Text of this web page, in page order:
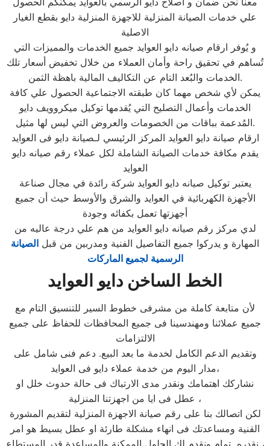
علي خدمات الصيانة المنزلية للاجهزة المنزلية دايو بقطع الغيار
الاصلية
و يُوفر ارقام صيانه دايو العوايد جميع الخدمات والمميزات التي
تُساهم في تحقيق راحة وأمان العملاء من خلال تخفيض أسعار تلك
الخدمات والبُعد التام عن التكاليف المالية باهظة الثمن.
يمكن لأي شخص مهما كان طبقته الاجتماعية الحصول علي كافة
الخدمات وأعمال التصليح التي يُقدمها توكيل ميكروويف دايو
المُدعمة بباقات من الخصومات والعروض التي ليس لها مثيل.
ارقام صيانة دايو العوايد المركز الرئيسي لـصيانة دايو فى العوايد
يقدم مكافة خدمات الصيانة الشاملة لكل عملاء رقم صيانه دايو
العوايد
يعتبر توكيل صيانه دايو العوايد شركة رائدة في مجال صناعة
الأجهزة الكهربائية في العوايد والشرق والأوسط حيث أن جميع
أجهزتها تعمل بكفائه وجودة
لدي مركز رقم صيانه دايو العوايد من هم علي درجة عاليه من
المهارة و يدركوا جميع التفاصيل الفنية ومدربين من قبل الصيانة
الرسمية لجميع الماركات
الخط الساخن دايو العوايد
لأن متابعة كاملة من مشرفى خطوط السير للتنسيق التام مع
جميع عملائنا ومهندسينا فى جميع المحافظات للحفاظ على جميع
الالتزامات
وتقديم الدعم الكامل لخدمة ما بعد البيع. دعم فنى شامل على
مدار اليوم من خدمة عملاء دايو فى العوايد،
نشاركك اهتمامك ونقدر مدى الارتباك فى حالة حدوث خلل او
عطل فى ايا من اجهزتنا المنزلية ،
لكن اتصالك بنا على رقم صيانة الاجهزة المنزلية لتقديم المشورة
القنية ومساعدتك فى انهاء مشكلة طارئة او عطل بسيط هو امر
نقدره تمام ونقدم لك الحلول الممكنة والمساعدة قدر المستطاع ،